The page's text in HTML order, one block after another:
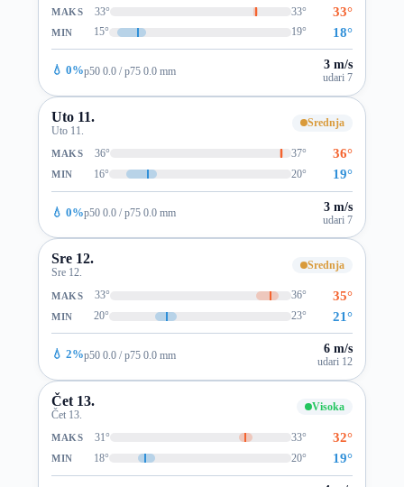
MAKS 33° 33° 33°
MIN 15° 19° 18°
💧 0%p50 0.0 / p75 0.0 mm 3 m/s
udari 7
Uto 11.
Uto 11.
Srednja
MAKS 36° 37° 36°
MIN 16° 20° 19°
💧 0%p50 0.0 / p75 0.0 mm 3 m/s
udari 7
Sre 12.
Sre 12.
Srednja
MAKS 33° 36° 35°
MIN 20° 23° 21°
💧 2%p50 0.0 / p75 0.0 mm 6 m/s
udari 12
Čet 13.
Čet 13.
Visoka
MAKS 31° 33° 32°
MIN 18° 20° 19°